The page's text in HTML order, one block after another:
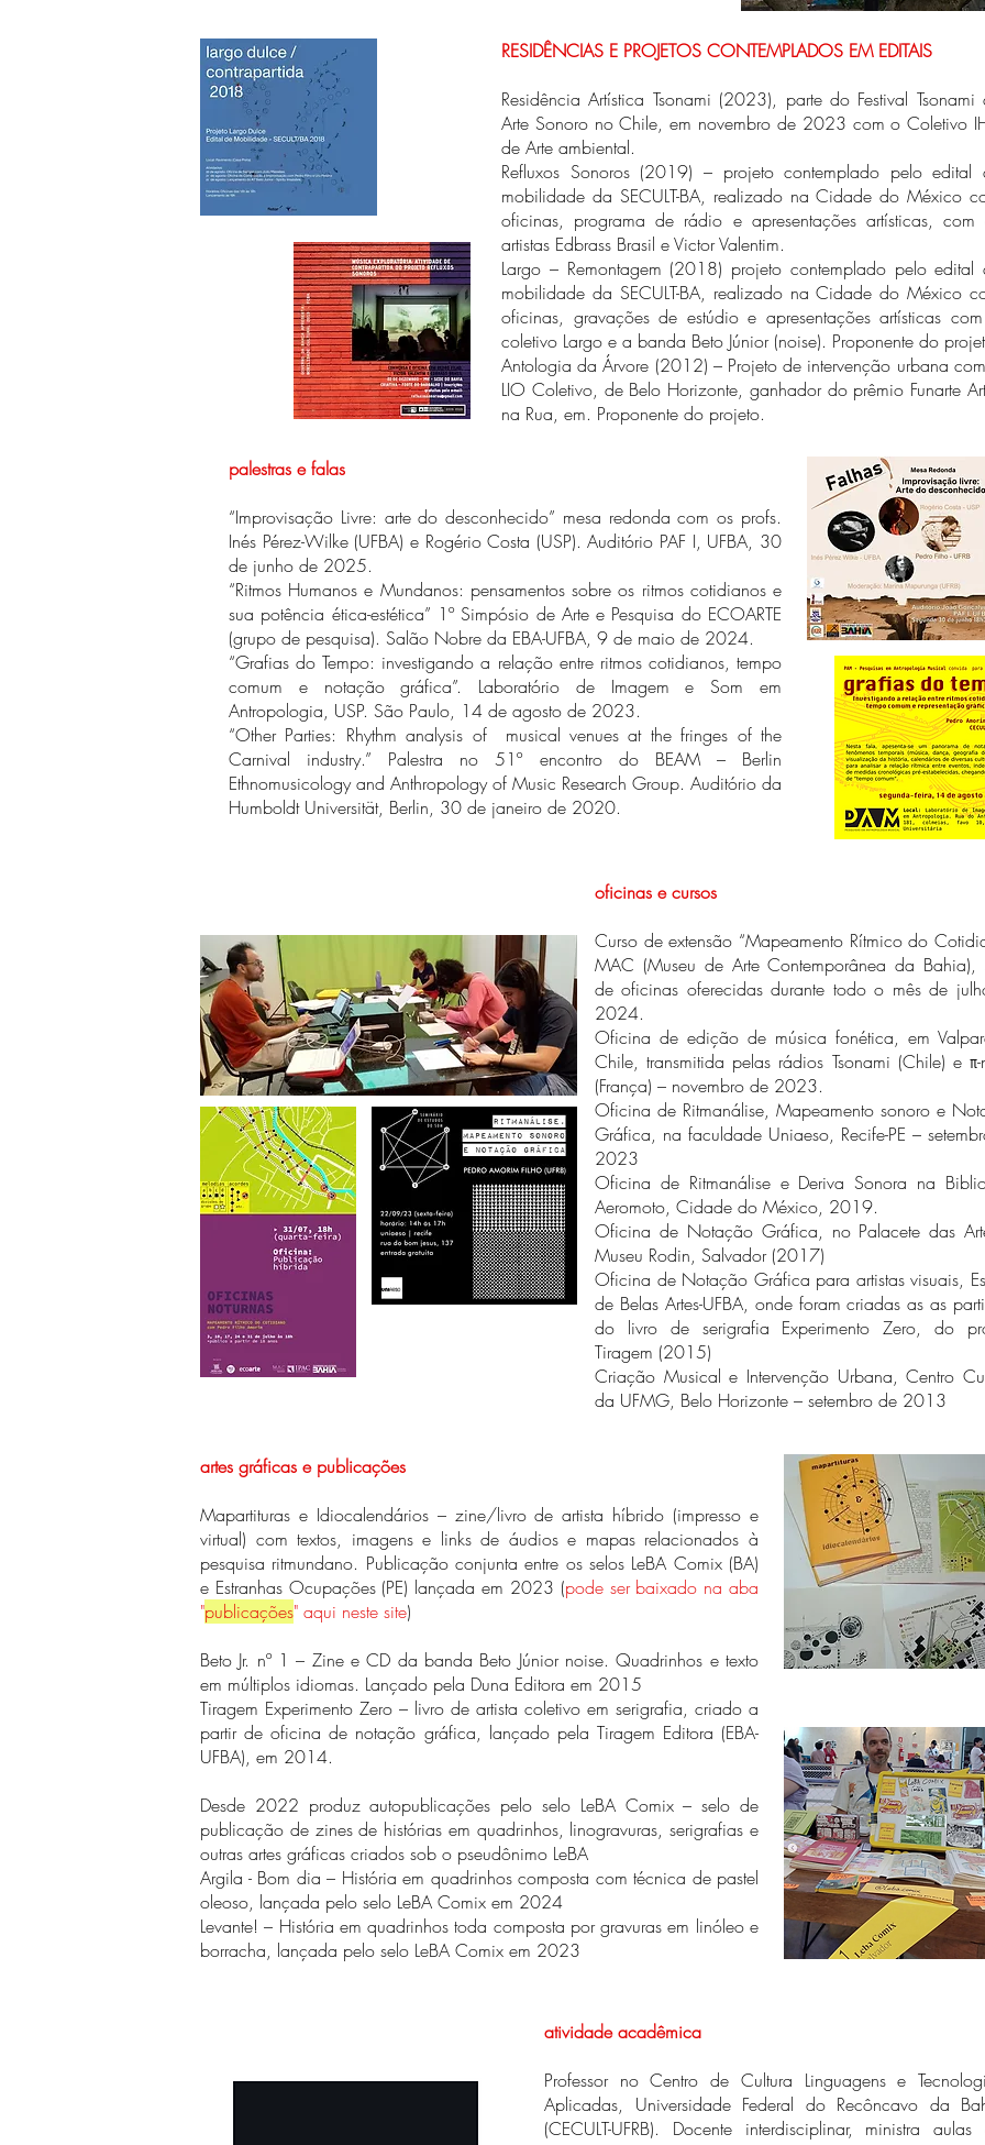
palestras e falas
“Improvisação Livre: arte do desconhecido” mesa redonda com os profs.
Inés Pérez-Wilke (UFBA) e Rogério Costa (USP). Auditório PAF I, UFBA, 30
de junho de 2025.
“Ritmos Humanos e Mundanos: pensamentos sobre os ritmos cotidianos e
sua potência ética-estética” 1º Simpósio de Arte e Pesquisa do ECOARTE
(grupo de pesquisa). Salão Nobre da EBA-UFBA, 9 de maio de 2024.
“Grafias do Tempo: investigando a relação entre ritmos cotidianos, tempo
comum e notação gráfica”. Laboratório de Imagem e Som em
Antropologia, USP. São Paulo, 14 de agosto de 2023.
“Other Parties: Rhythm analysis of musical venues at the fringes of the
Carnival industry.” Palestra no 51º encontro do BEAM – Berlin
Ethnomusicology and Anthropology of Music Research Group. Auditório da
Humboldt Universität, Berlin, 30 de janeiro de 2020.
RESIDÊNCIAS E PROJETOS CONTEMPLADOS EM EDITAIS
Residência Artística Tsonami (2023), parte do Festival Tsonami
Arte Sonoro no Chile, em novembro de 2023 com o Coletivo
de Arte ambiental.
Refluxos Sonoros (2019) – projeto contemplado pelo edital
mobilidade da SECULT-BA, realizado na Cidade do México
oficinas, programa de rádio e apresentações artísticas, com
artistas Edbrass Brasil e Victor Valentim.
Largo – Remontagem (2018) projeto contemplado pelo edital
mobilidade da SECULT-BA, realizado na Cidade do México
oficinas, gravações de estúdio e apresentações artísticas
coletivo Largo e a banda Beto Júnior (noise). Proponente do
Antologia da Árvore (2012) – Projeto de intervenção urbana
LIO Coletivo, de Belo Horizonte, ganhador do prêmio Funarte
na Rua, em. Proponente do projeto.
oficinas e cursos
Curso de extensão “Mapeamento Rítmico do
MAC (Museu de Arte Contemporânea da Bahia),
de oficinas oferecidas durante todo o mês de
2024.
Oficina de edição de música fonética, em
Chile, transmitida pelas rádios Tsonami (Chile) e π-
(França) – novembro de 2023.
Oficina de Ritmanálise, Mapeamento sonoro e
Gráfica, na faculdade Uniaeso, Recife-PE –
2023
Oficina de Ritmanálise e Deriva Sonora na
Aeromoto, Cidade do México, 2019.
Oficina de Notação Gráfica, no Palacete das
Museu Rodin, Salvador (2017)
Oficina de Notação Gráfica para artistas visuais,
de Belas Artes-UFBA, onde foram criadas as as
do livro de serigrafia Experimento Zero, do
Tiragem (2015)
Criação Musical e Intervenção Urbana, Centro
da UFMG, Belo Horizonte – setembro de 2013
artes gráficas e publicações
Mapartituras e Idiocalendários – zine/livro de artista híbrido (impresso e
virtual) com textos, imagens e links de áudios e mapas relacionados à
pesquisa ritmundano. Publicação conjunta entre os selos LeBA Comix (BA)
e Estranhas Ocupações (PE) lançada em 2023 (pode ser baixado na aba
"publicações" aqui neste site)
Beto Jr. nº 1 – Zine e CD da banda Beto Júnior noise. Quadrinhos e texto
em múltiplos idiomas. Lançado pela Duna Editora em 2015
Tiragem Experimento Zero – livro de artista coletivo em serigrafia, criado a
partir de oficina de notação gráfica, lançado pela Tiragem Editora (EBA-
UFBA), em 2014.
Desde 2022 produz autopublicações pelo selo LeBA Comix – selo de
publicação de zines de histórias em quadrinhos, linogravuras, serigrafias e
outras artes gráficas criados sob o pseudônimo LeBA
Argila - Bom dia – História em quadrinhos composta com técnica de pastel
oleoso, lançada pelo selo LeBA Comix em 2024
Levante! – História em quadrinhos toda composta por gravuras em linóleo e
borracha, lançada pelo selo LeBA Comix em 2023
atividade acadêmica
Professor no Centro de Cultura Linguagens e
Aplicadas, Universidade Federal do Recôncavo da
(CECULT-UFRB). Docente interdisciplinar, ministra aulas